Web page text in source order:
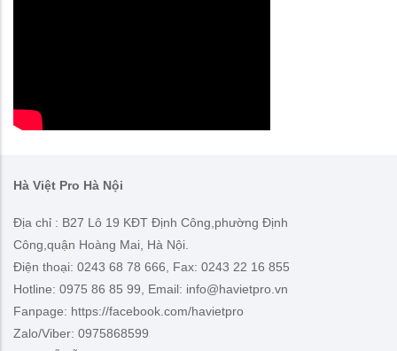
Hà Việt Pro Hà Nội
Địa chỉ : B27 Lô 19 KĐT Định Công,phường Định
Công,quận Hoàng Mai, Hà Nội.
Điện thoại: 0243 68 78 666, Fax: 0243 22 16 855
Hotline: 0975 86 85 99, Email: info@havietpro.vn
Fanpage: https://facebook.com/havietpro
Zalo/Viber: 0975868599